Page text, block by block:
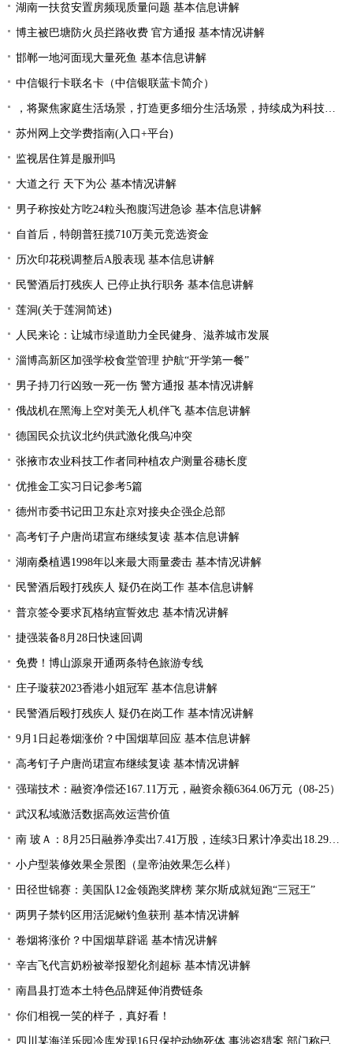
湖南一扶贫安置房频现质量问题 基本信息讲解
博主被巴塘防火员拦路收费 官方通报 基本情况讲解
邯郸一地河面现大量死鱼 基本信息讲解
中信银行卡联名卡（中信银联蓝卡简介）
，将聚焦家庭生活场景，打造更多细分生活场景，持续成为科技创新的风向标，出现新面孔，为行业发展带来新的机遇|产业链情报站
苏州网上交学费指南(入口+平台)
监视居住算是服刑吗
大道之行 天下为公 基本情况讲解
男子称按处方吃24粒头孢腹泻进急诊 基本信息讲解
自首后，特朗普狂揽710万美元竞选资金
历次印花税调整后A股表现 基本信息讲解
民警酒后打残疾人 已停止执行职务 基本信息讲解
莲洞(关于莲洞简述)
人民来论：让城市绿道助力全民健身、滋养城市发展
淄博高新区加强学校食堂管理 护航“开学第一餐”
男子持刀行凶致一死一伤 警方通报 基本情况讲解
俄战机在黑海上空对美无人机伴飞 基本信息讲解
德国民众抗议北约供武激化俄乌冲突
张掖市农业科技工作者同种植农户测量谷穗长度
优推金工实习日记参考5篇
德州市委书记田卫东赴京对接央企强企总部
高考钉子户唐尚珺宣布继续复读 基本信息讲解
湖南桑植遇1998年以来最大雨量袭击 基本情况讲解
民警酒后殴打残疾人 疑仍在岗工作 基本信息讲解
普京签令要求瓦格纳宣誓效忠 基本情况讲解
捷强装备8月28日快速回调
免费！博山源泉开通两条特色旅游专线
庄子璇获2023香港小姐冠军 基本信息讲解
民警酒后殴打残疾人 疑仍在岗工作 基本情况讲解
9月1日起卷烟涨价？中国烟草回应 基本信息讲解
高考钉子户唐尚珺宣布继续复读 基本情况讲解
强瑞技术：融资净偿还167.11万元，融资余额6364.06万元（08-25）
武汉私域激活数据高效运营价值
南 玻Ａ：8月25日融券净卖出7.41万股，连续3日累计净卖出18.29万股
小户型装修效果全景图（皇帝油效果怎么样）
田径世锦赛：美国队12金领跑奖牌榜 莱尔斯成就短跑“三冠王”
两男子禁钓区用活泥鳅钓鱼获刑 基本情况讲解
卷烟将涨价？中国烟草辟谣 基本情况讲解
辛吉飞代言奶粉被举报塑化剂超标 基本情况讲解
南昌县打造本土特色品牌延伸消费链条
你们相视一笑的样子，真好看！
四川某海洋乐园冷库发现16只保护动物死体 事涉盗猎案 部门称已整改